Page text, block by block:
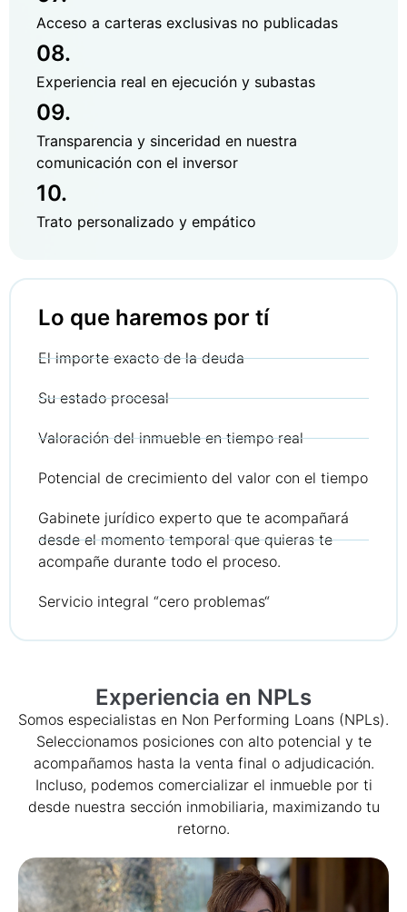
Acceso a carteras exclusivas no publicadas
08.
Experiencia real en ejecución y subastas
09.
Transparencia y sinceridad en nuestra
comunicación con el inversor
10.
Trato personalizado y empático
Lo que haremos por tí
El importe exacto de la deuda
Su estado procesal
Valoración del inmueble en tiempo real
Potencial de crecimiento del valor con el tiempo
Gabinete jurídico experto que te acompañará
desde el momento temporal que quieras te
acompañe durante todo el proceso.
Servicio integral “cero problemas“
Experiencia en NPLs
Somos especialistas en Non Performing Loans (NPLs).
Seleccionamos posiciones con alto potencial y te
acompañamos hasta la venta final o adjudicación.
Incluso, podemos comercializar el inmueble por ti
desde nuestra sección inmobiliaria, maximizando tu
retorno.